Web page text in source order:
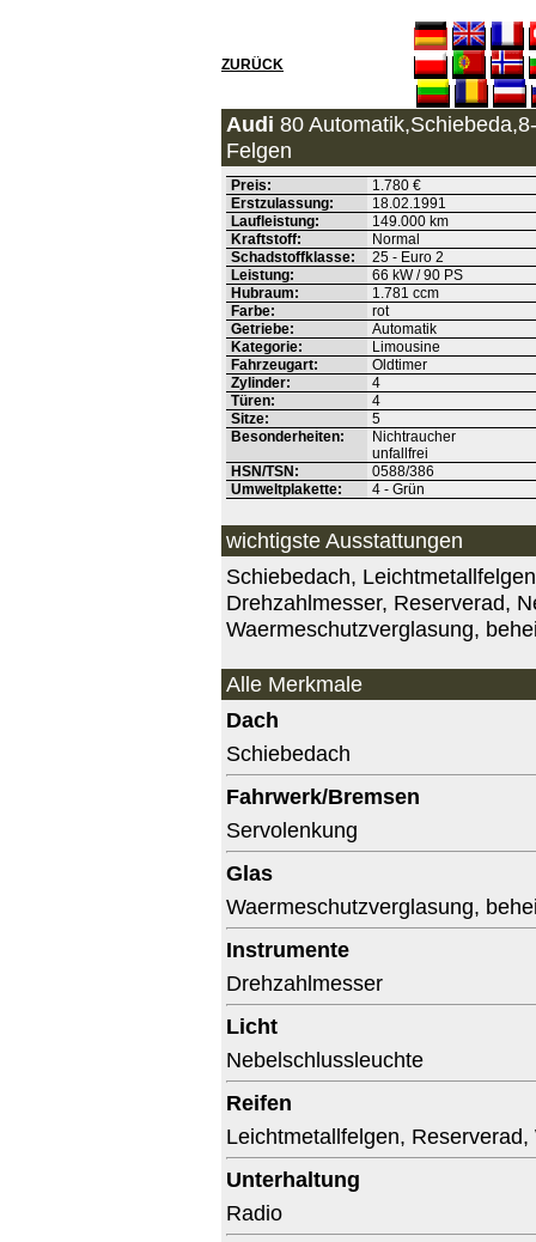
ZURÜCK
Audi 80
Felgen
Preis:
1.780 €
Erstzulassung:
18.02.1991
Laufleistung:
149.000 km
Kraftstoff:
Normal
Schadstoffklasse:
25 - Euro 2
Leistung:
66 kW / 90 PS
Hubraum:
1.781 ccm
Farbe:
rot
Getriebe:
Automatik
Kategorie:
Limousine
Fahrzeugart:
Oldtimer
Zylinder:
4
Türen:
4
Sitze:
5
Besonderheiten:
Nichtraucher
unfallfrei
HSN/TSN:
0588/386
Umweltplakette:
4 - Grün
wichtigste Ausstattungen
Schiebedach,
Drehzahlmesser, Reserverad,
Waermeschutzverglasung,
Alle Merkmale
Dach
Schiebedach
Fahrwerk/Bremsen
Servolenkung
Glas
Waermeschutzverglasung,
Instrumente
Drehzahlmesser
Licht
Nebelschlussleuchte
Reifen
Leichtmetallfelgen, Reserverad,
Unterhaltung
Radio